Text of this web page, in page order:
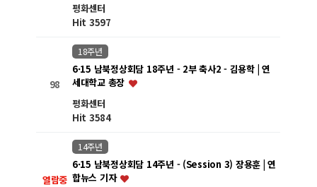
평화센터
Hit 3597
98
18주년
6·15 남북정상회담 18주년 - 2부 축사2 - 김용학 | 연
세대학교 총장
평화센터
Hit 3584
열람중
14주년
6·15 남북정상회담 14주년 - (Session 3) 장용훈 | 연
합뉴스 기자